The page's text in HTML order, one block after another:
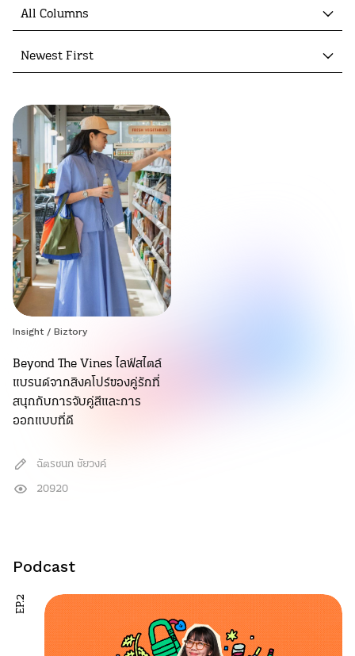
All Columns
Newest First
Insight / Biztory
Beyond The Vines ไลฟ์สไตล์
แบรนด์จากสิงคโปร์ของคู่รักที่
สนุกกับการจับคู่สีและการ
ออกแบบที่ดี
ฉัตรชนก ชัยวงค์
20920
Podcast
EP.2